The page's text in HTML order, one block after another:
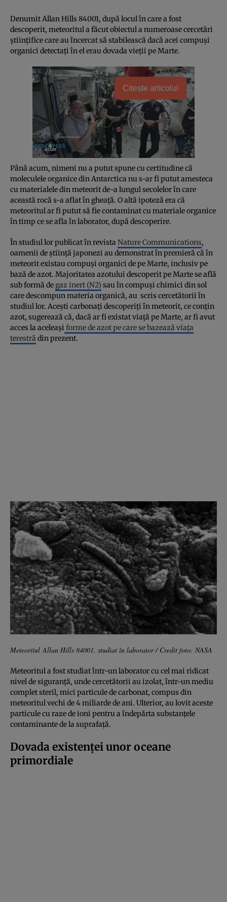
Denumit Allan Hills 84001, după locul în care a fost
descoperit, meteoritul a făcut obiectul a numeroase cercetări
ştiinţifice care au încercat să stabilească dacă acei compuşi
organici detectaţi în el erau dovada vieţii pe Marte.
Citește articolul
Până acum, nimeni nu a putut spune cu certitudine că
moleculele organice din Antarctica nu s-ar fi putut amesteca
cu materialele din meteorit de-a lungul secolelor în care
această rocă s-a aflat în gheaţă. O altă ipoteză era că
meteoritul ar fi putut să fie contaminat cu materiale organice
în timp ce se afla în laborator, după descoperire.
În studiul lor publicat în revista Nature Communications,
oamenii de ştiinţă japonezi au demonstrat în premieră că în
meteorit existau compuşi organici de pe Marte, inclusiv pe
bază de azot. Majoritatea azotului descoperit pe Marte se află
sub formă de gaz inert (N2) sau în compuşi chimici din sol
care descompun materia organică, au scris cercetătorii în
studiul lor. Aceşti carbonaţi descoperiţi în meteorit, ce conţin
azot, sugerează că, dacă ar fi existat viaţă pe Marte, ar fi avut
acces la aceleaşi forme de azot pe care se bazează viaţa
terestră din prezent.
Meteoritul Allan Hills 84001, studiat în laborator / Credit foto: NASA
Meteoritul a fost studiat într-un laborator cu cel mai ridicat
nivel de siguranţă, unde cercetătorii au izolat, într-un mediu
complet steril, mici particule de carbonat, compus din
meteoritul vechi de 4 miliarde de ani. Ulterior, au lovit aceste
particule cu raze de ioni pentru a îndepărta substanţele
contaminante de la suprafaţă.
Dovada existenţei unor oceane
primordiale